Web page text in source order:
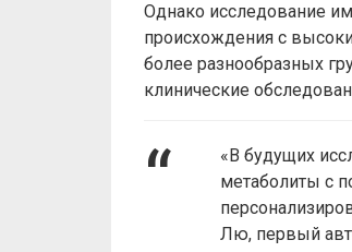
Однако исследование
происхождения с
более разнообразных
клинические
«В будущих
метаболиты с
Лю, первый